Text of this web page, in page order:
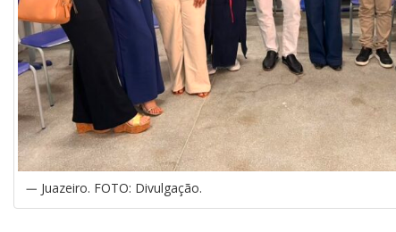
Juazeiro. FOTO: Divulgação.